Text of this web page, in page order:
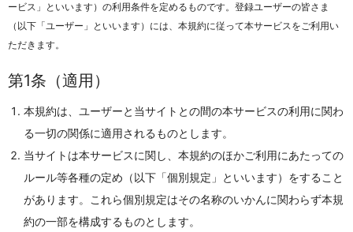
ービス」といいます）の利用条件を定めるものです。登録ユーザーの皆さま
（以下「ユーザー」といいます）には、本規約に従って本サービスをご利用い
ただきます。
第1条（適用）
本規約は、ユーザーと当サイトとの間の本サービスの利用に関わ
る一切の関係に適用されるものとします。
当サイトは本サービスに関し、本規約のほかご利用にあたっての
ルール等各種の定め（以下「個別規定」といいます）をすること
があります。これら個別規定はその名称のいかんに関わらず本規
約の一部を構成するものとします。